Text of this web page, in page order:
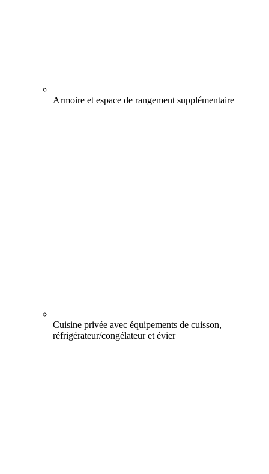
Armoire et espace de rangement supplémentaire
Cuisine privée avec équipements de cuisson,
réfrigérateur/congélateur et évier